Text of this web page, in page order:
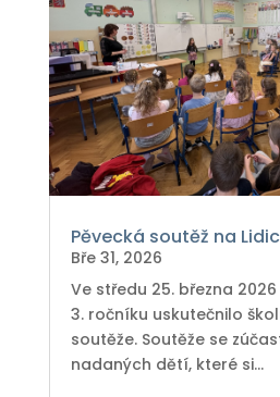
Pěvecká soutěž na
Bře 31, 2026
Ve středu 25. března
3. ročníku uskutečnilo
soutěže. Soutěže se
nadaných dětí, které si...